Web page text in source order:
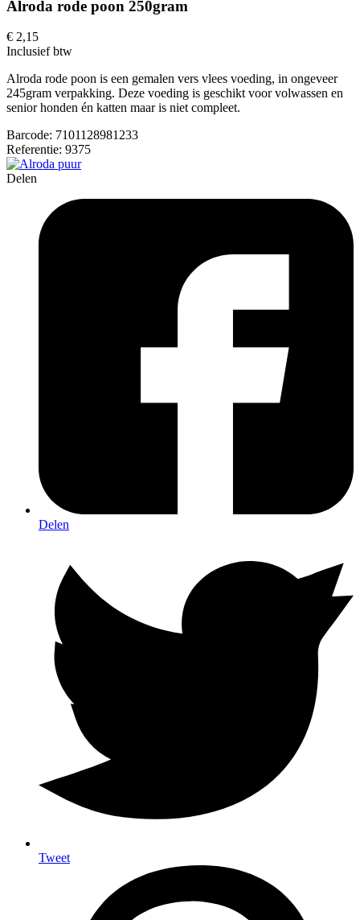
Alroda rode poon 250gram
€ 2,15
Inclusief btw
Alroda rode poon is een gemalen vers vlees voeding, in ongeveer
245gram verpakking. Deze voeding is geschikt voor volwassen en
senior honden én katten maar is niet compleet.
Barcode: 7101128981233
Referentie: 9375
Delen
Delen
Tweet